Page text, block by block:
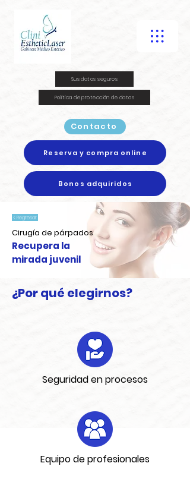
Contacto
Sus datos seguros
Política de protección de datos
Reserva y compra online
Bonos adquiridos
< Regresar
Cirugía de párpados
Recupera la
mirada juvenil
¿Por qué elegirnos?
Seguridad en procesos
Equipo de profesionales